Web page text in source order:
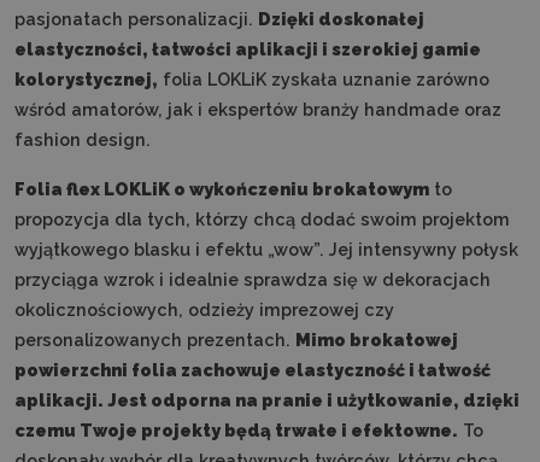
pasjonatach personalizacji. Dzięki doskonałej
elastyczności, łatwości aplikacji i szerokiej gamie
kolorystycznej, folia LOKLiK zyskała uznanie zarówno
wśród amatorów, jak i ekspertów branży handmade oraz
fashion design.
Folia flex LOKLiK o wykończeniu brokatowym to
propozycja dla tych, którzy chcą dodać swoim projektom
wyjątkowego blasku i efektu „wow”. Jej intensywny połysk
przyciąga wzrok i idealnie sprawdza się w dekoracjach
okolicznościowych, odzieży imprezowej czy
personalizowanych prezentach. Mimo brokatowej
powierzchni folia zachowuje elastyczność i łatwość
aplikacji. Jest odporna na pranie i użytkowanie, dzięki
czemu Twoje projekty będą trwałe i efektowne. To